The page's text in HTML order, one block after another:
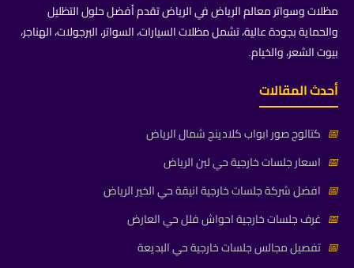
مظلات وسواتر معالم الرياض في الرياض تقدم أفضل حلول التظليل
والحماية بجودة عالية، تشمل مظلات السيارات، السواتر، البرجولات، الهناجر،
بيوت الشعر، والخيام.
أحدث المقالات
📅 كتالوج صور ابواب كلادينج شمال الرياض
📅 اسعار جلسات خارجية حي لبن الرياض
📅 افضل شركة جلسات خارجية انيقة حي الخير الرياض
📅 غرف جلسات خارجية احواش فلل حي العارض
📅 تفصيل مجالس جلسات خارجية حي البديعة